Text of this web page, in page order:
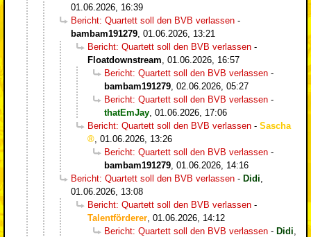
01.06.2026, 16:39
Bericht: Quartett soll den BVB verlassen -
bambam191279 01.06.2026, 13:21
Bericht: Quartett soll den BVB verlassen -
Floatdownstream 01.06.2026, 16:57
Bericht: Quartett soll den BVB verlassen -
bambam191279 02.06.2026, 05:27
Bericht: Quartett soll den BVB verlassen -
thatEmJay 01.06.2026, 17:06
Bericht: Quartett soll den BVB verlassen - Sascha
01.06.2026, 13:26
Bericht: Quartett soll den BVB verlassen -
bambam191279 01.06.2026, 14:16
Bericht: Quartett soll den BVB verlassen - Didi
01.06.2026, 13:08
Bericht: Quartett soll den BVB verlassen -
Talentförderer 01.06.2026, 14:12
Bericht: Quartett soll den BVB verlassen - Didi